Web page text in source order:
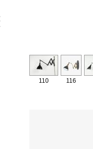
110 116